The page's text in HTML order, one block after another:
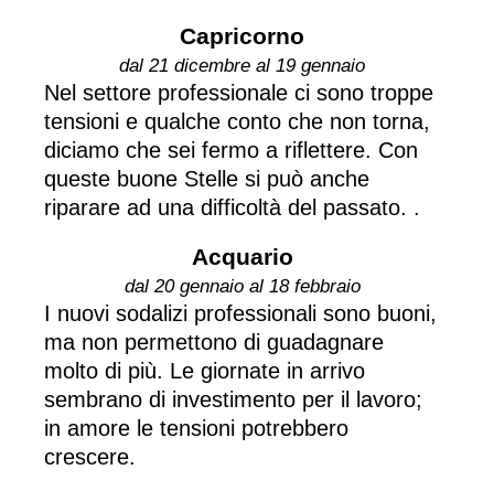
Capricorno
dal 21 dicembre al 19 gennaio
Nel settore professionale ci sono troppe
tensioni e qualche conto che non torna,
diciamo che sei fermo a riflettere. Con
queste buone Stelle si può anche
riparare ad una difficoltà del passato. .
Acquario
dal 20 gennaio al 18 febbraio
I nuovi sodalizi professionali sono buoni,
ma non permettono di guadagnare
molto di più. Le giornate in arrivo
sembrano di investimento per il lavoro;
in amore le tensioni potrebbero
crescere.